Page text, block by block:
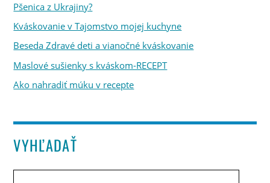
Pšenica z Ukrajiny?
Kváskovanie v Tajomstvo mojej kuchyne
Beseda Zdravé deti a vianočné kváskovanie
Maslové sušienky s kváskom-RECEPT
Ako nahradiť múku v recepte
VYHĽADAŤ